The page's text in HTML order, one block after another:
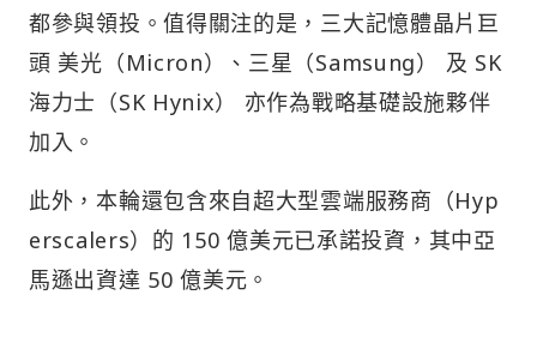
都參與領投。值得關注的是，三大記憶體晶片巨
頭 美光（Micron）、三星（Samsung） 及 SK
海力士（SK Hynix） 亦作為戰略基礎設施夥伴
加入。
此外，本輪還包含來自超大型雲端服務商（Hyp
erscalers）的 150 億美元已承諾投資，其中亞
馬遜出資達 50 億美元。